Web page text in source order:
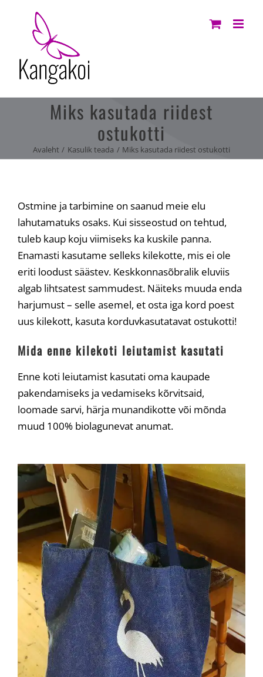
content
Miks kasutada riidest
ostukotti
Avaleht Kasulik teada Miks kasutada riidest ostukotti
Ostmine ja tarbimine on saanud meie elu
lahutamatuks osaks. Kui sisseostud on tehtud,
tuleb kaup koju viimiseks ka kuskile panna.
Enamasti kasutame selleks kilekotte, mis ei ole
eriti loodust säästev. Keskkonnasõbralik eluviis
algab lihtsatest sammudest. Näiteks muuda enda
harjumust – selle asemel, et osta iga kord poest
uus kilekott, kasuta korduvkasutatavat ostukotti!
Mida enne kilekoti leiutamist kasutati
Enne koti leiutamist kasutati oma kaupade
pakendamiseks ja vedamiseks kõrvitsaid,
loomade sarvi, härja munandikotte või mõnda
muud 100% biolagunevat anumat.